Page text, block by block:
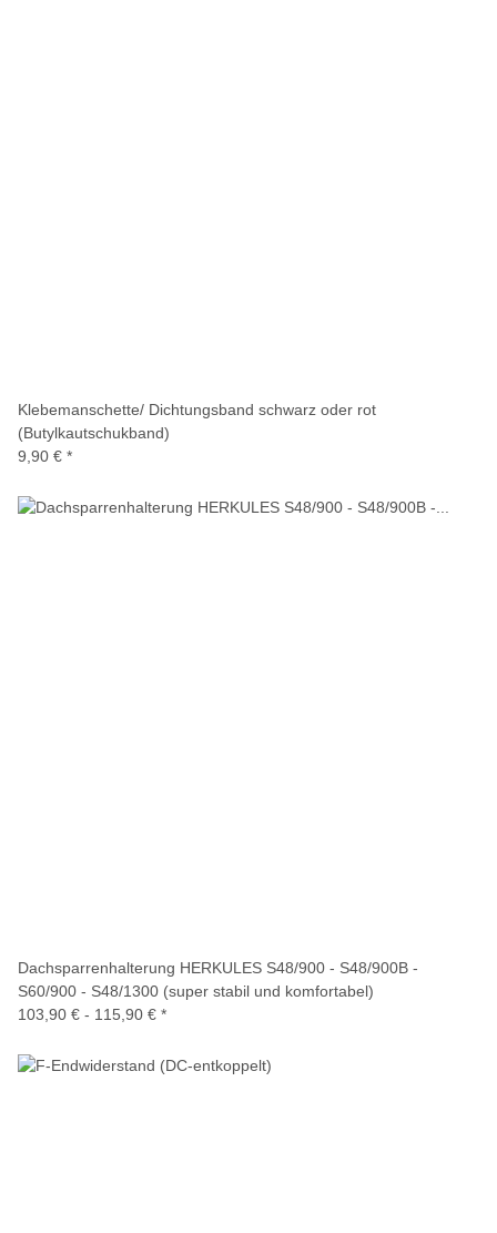
Klebemanschette/ Dichtungsband schwarz oder rot
(Butylkautschukband)
9,90 € *
Dachsparrenhalterung HERKULES S48/900 - S48/900B -
S60/900 - S48/1300 (super stabil und komfortabel)
103,90 € - 115,90 € *